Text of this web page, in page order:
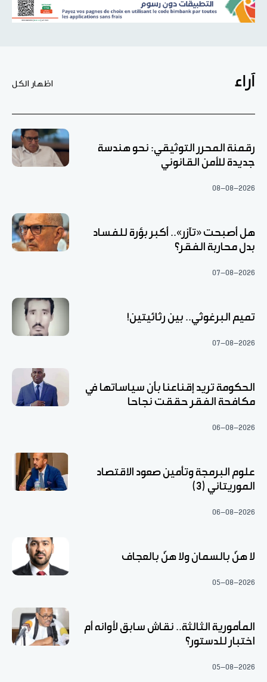
آراء اظهار الكل
رقمنة المحرر التوثيقي: نحو هندسة
جديدة للأمن القانوني
08-08-2026
هل أصبحت «تآزر».. أكبر بؤرة للفساد
بدل محاربة الفقر؟
07-08-2026
تميم البرغوثي.. بين رثائيتين!
07-08-2026
الحكومة تريد إقناعنا بأن سياساتها في
مكافحة الفقر حققت نجاحا
06-08-2026
علوم البرمجة وتأمين صعود الاقتصاد
الموريتاني (3)
06-08-2026
لا هنّ بالسمان ولا هنّ بالعجاف
05-08-2026
المأمورية الثالثة.. نقاش سابق لأوانه أم
اختبار للدستور؟
05-08-2026